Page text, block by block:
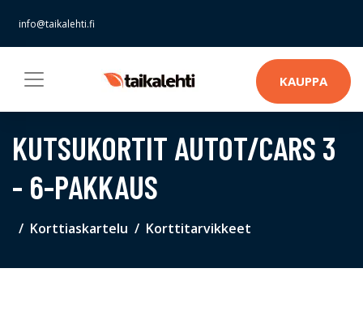
info@taikalehti.fi
KAUPPA
KUTSUKORTIT AUTOT/CARS 3
- 6-PAKKAUS
Korttiaskartelu Korttitarvikkeet